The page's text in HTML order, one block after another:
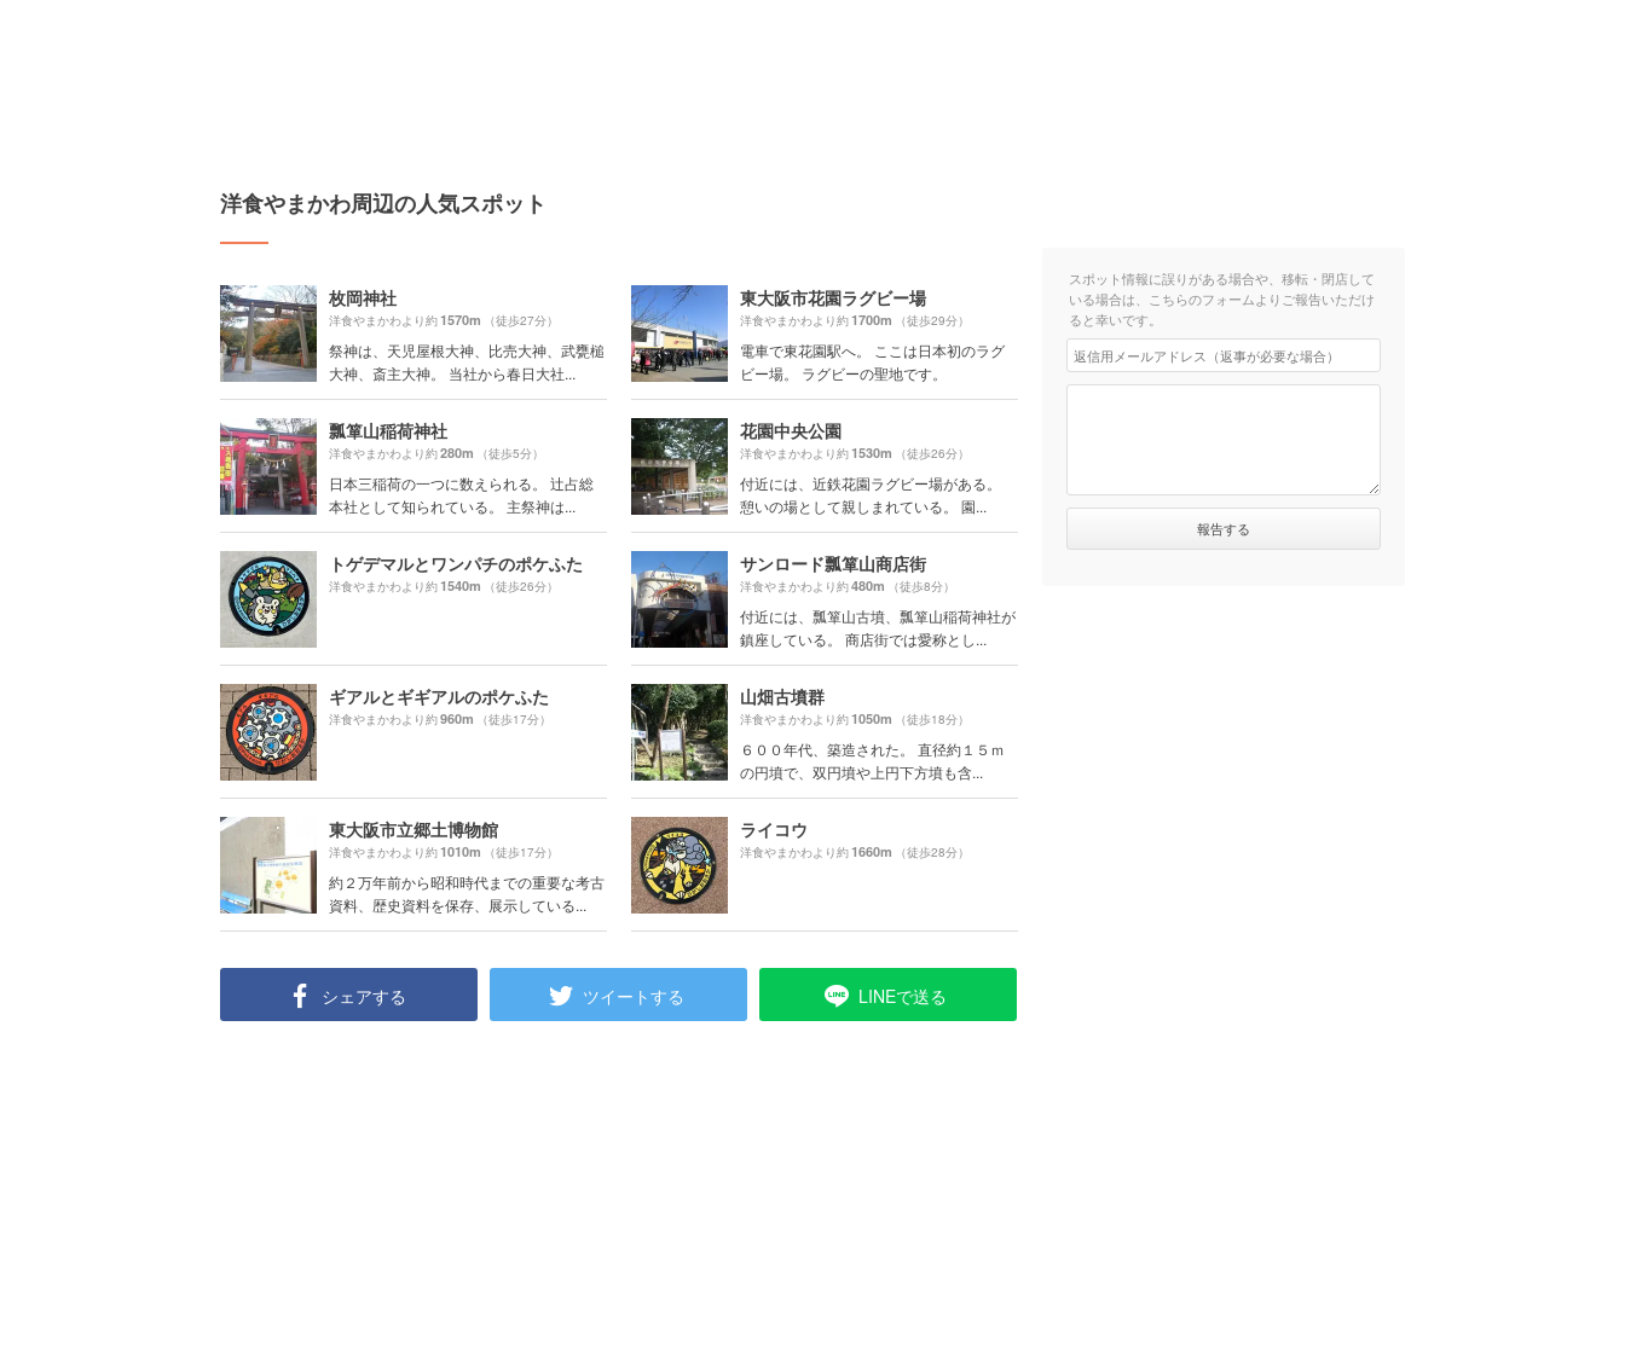
洋食やまかわ周辺の人気スポット
枚岡神社
洋食やまかわより約1570m （徒歩27分）
祭神は、天児屋根大神、比売大神、武甕槌
大神、斎主大神。 当社から春日大社...
東大阪市花園ラグビー場
洋食やまかわより約1700m （徒歩29分）
電車で東花園駅へ。 ここは日本初のラグ
ビー場。 ラグビーの聖地です。
瓢箪山稲荷神社
洋食やまかわより約280m （徒歩5分）
日本三稲荷の一つに数えられる。 辻占総
本社として知られている。 主祭神は...
花園中央公園
洋食やまかわより約1530m （徒歩26分）
付近には、近鉄花園ラグビー場がある。
憩いの場として親しまれている。 園...
トゲデマルとワンパチのポケふた
洋食やまかわより約1540m （徒歩26分）
サンロード瓢箪山商店街
洋食やまかわより約480m （徒歩8分）
付近には、瓢箪山古墳、瓢箪山稲荷神社が
鎮座している。 商店街では愛称とし...
ギアルとギギアルのポケふた
洋食やまかわより約960m （徒歩17分）
山畑古墳群
洋食やまかわより約1050m （徒歩18分）
６００年代、築造された。 直径約１５ｍ
の円墳で、双円墳や上円下方墳も含...
東大阪市立郷土博物館
洋食やまかわより約1010m （徒歩17分）
約２万年前から昭和時代までの重要な考古
資料、歴史資料を保存、展示している...
ライコウ
洋食やまかわより約1660m （徒歩28分）
シェアする ツイートする LINEで送る
スポット情報に誤りがある場合や、移転・閉店して
いる場合は、こちらのフォームよりご報告いただけ
ると幸いです。